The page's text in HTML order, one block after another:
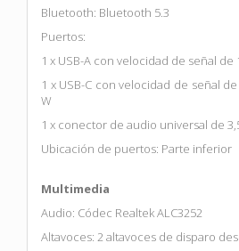
Bluetooth: Bluetooth 5.3
Puertos:
1 x USB-A con velocidad de señal de
1 x USB-C con velocidad de señal
W
1 x conector de audio universal de
Ubicación de puertos: Parte inferior
Multimedia
Audio: Códec Realtek ALC3252
Altavoces: 2 altavoces de disparo